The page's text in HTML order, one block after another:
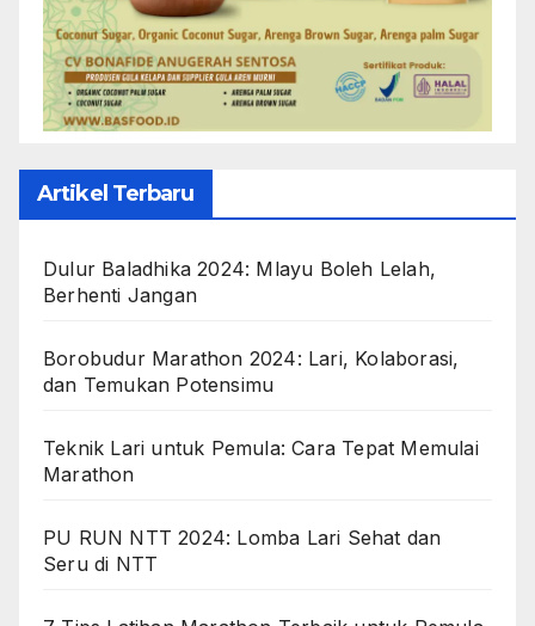
Artikel Terbaru
Dulur Baladhika 2024: Mlayu Boleh Lelah,
Berhenti Jangan
Borobudur Marathon 2024: Lari, Kolaborasi,
dan Temukan Potensimu
Teknik Lari untuk Pemula: Cara Tepat Memulai
Marathon
PU RUN NTT 2024: Lomba Lari Sehat dan
Seru di NTT